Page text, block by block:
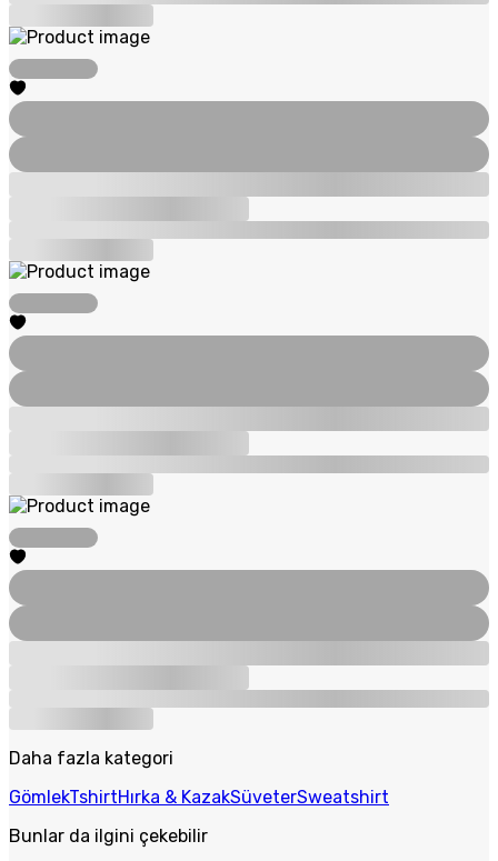
Daha fazla kategori
GömlekTshirtHırka & KazakSüveterSweatshirt
Bunlar da ilgini çekebilir